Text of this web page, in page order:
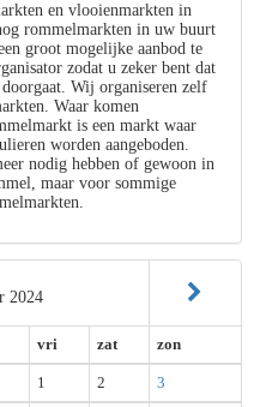
en vlooienmarkten in
rommelmarkten in uw buurt
groot mogelijke aanbod te
zodat u zeker bent dat
Wij organiseren zelf
Waar komen
is een markt waar
worden aangeboden.
nodig hebben of gewoon in
maar voor sommige
2024
vri zat zon
1 2 3